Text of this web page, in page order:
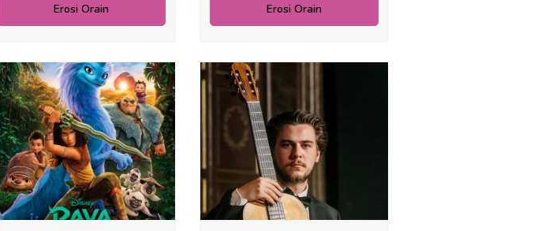
Erosi Orain Erosi Orain